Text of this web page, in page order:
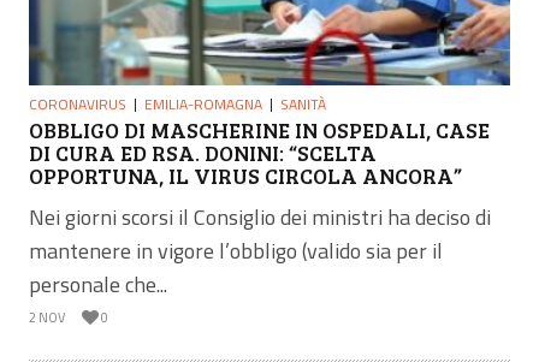
CORONAVIRUS EMILIA-ROMAGNA SANITÀ
OBBLIGO DI MASCHERINE IN OSPEDALI, CASE
DI CURA ED RSA. DONINI: “SCELTA
OPPORTUNA, IL VIRUS CIRCOLA ANCORA”
Nei giorni scorsi il Consiglio dei ministri ha deciso di
mantenere in vigore l’obbligo (valido sia per il
personale che...
2 NOV 0